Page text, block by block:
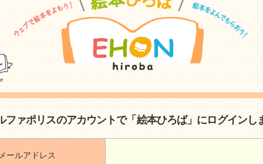
ファポリスのアカウントで「絵本ひろば」にログインし
ールアドレス